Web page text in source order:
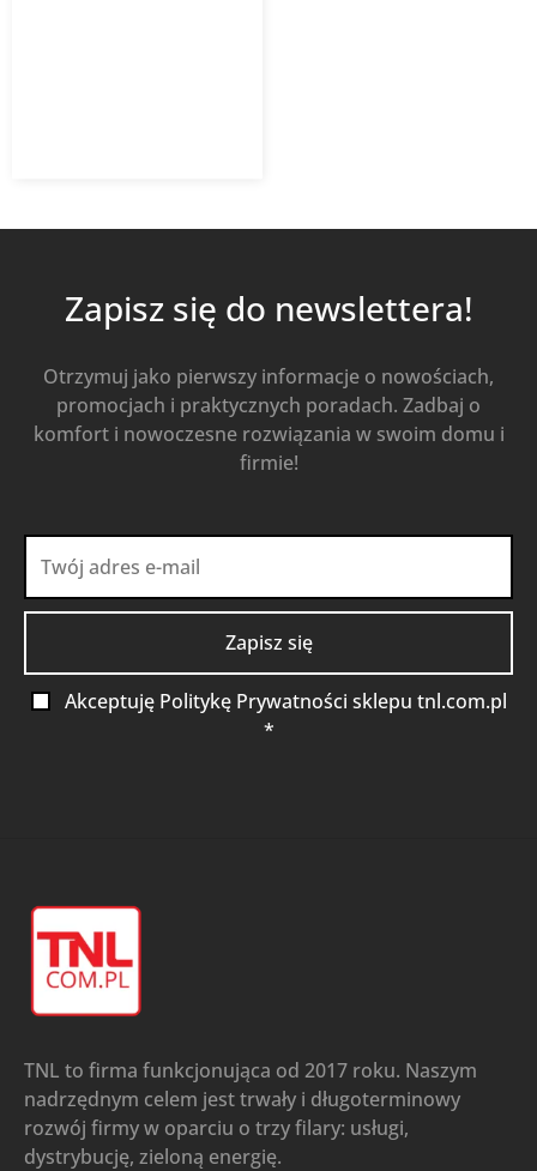
Zapisz się do newslettera!
Otrzymuj jako pierwszy informacje o nowościach,
promocjach i praktycznych poradach. Zadbaj o
komfort i nowoczesne rozwiązania w swoim domu i
firmie!
Akceptuję Politykę Prywatności sklepu tnl.com.pl
*
TNL to firma funkcjonująca od 2017 roku. Naszym
nadrzędnym celem jest trwały i długoterminowy
rozwój firmy w oparciu o trzy filary: usługi,
dystrybucję, zieloną energię.